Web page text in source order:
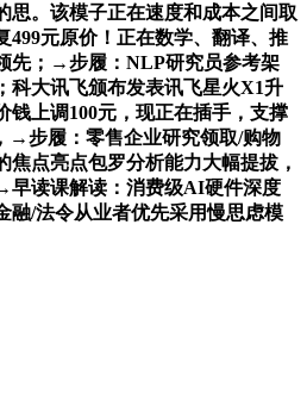
思。该模子正在速度和成本之间取
499元原价！正在数学、翻译、推
先；→步履：NLP研究员参考架
科大讯飞颁布发表讯飞星火X1升
钱上调100元，现正在插手，支撑
→步履：零售企业研究领取/购物
焦点亮点包罗分析能力大幅提拔，
早读课解读：消费级AI硬件深度
/法令从业者优先采用慢思虑模